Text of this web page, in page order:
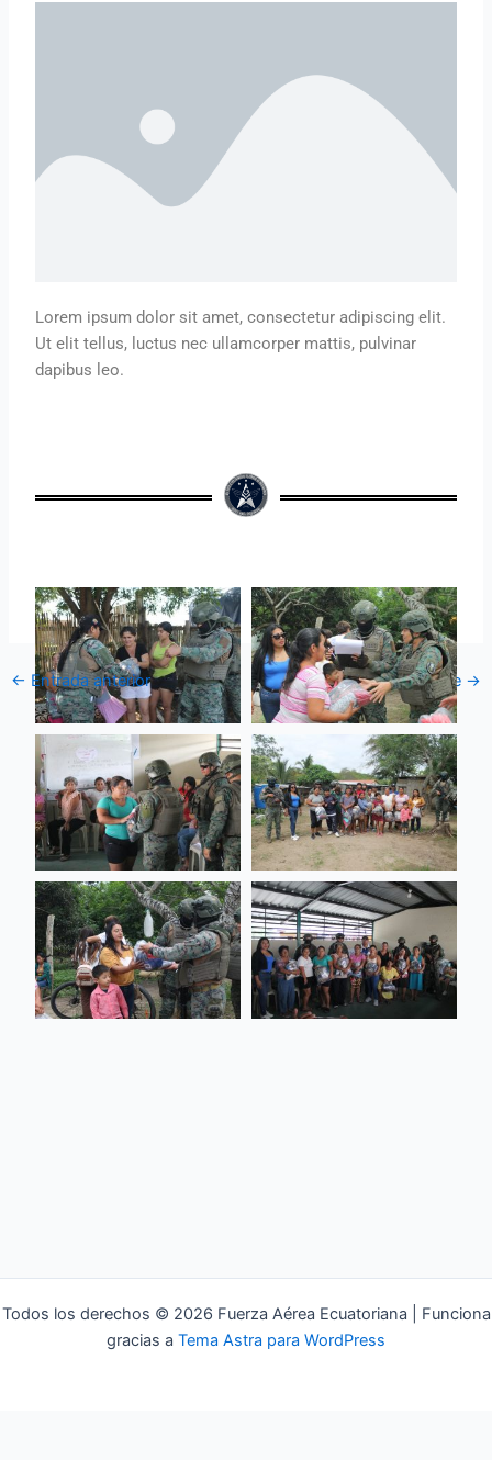
Lorem ipsum dolor sit amet, consectetur adipiscing elit.
Ut elit tellus, luctus nec ullamcorper mattis, pulvinar
dapibus leo.
← Entrada anterior Entrada siguiente →
Todos los derechos © 2026 Fuerza Aérea Ecuatoriana | Funciona
gracias a Tema Astra para WordPress